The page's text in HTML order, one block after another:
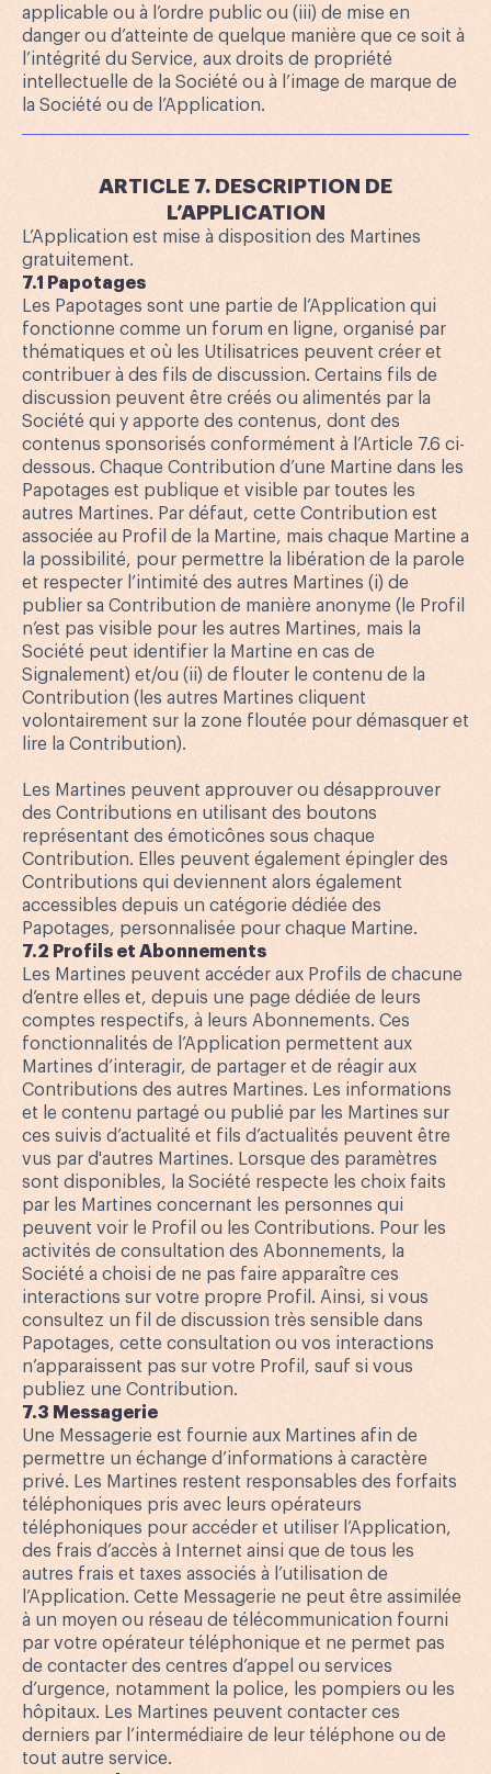
applicable ou à l’ordre public ou (iii) de mise en
danger ou d’atteinte de quelque manière que ce soit à
l’intégrité du Service, aux droits de propriété
intellectuelle de la Société ou à l’image de marque de
la Société ou de l’Application.
ARTICLE 7. DESCRIPTION DE
L’APPLICATION
L’Application est mise à disposition des Martines
gratuitement.
7.1 Papotages
Les Papotages sont une partie de l’Application qui
fonctionne comme un forum en ligne, organisé par
thématiques et où les Utilisatrices peuvent créer et
contribuer à des fils de discussion. Certains fils de
discussion peuvent être créés ou alimentés par la
Société qui y apporte des contenus, dont des
contenus sponsorisés conformément à l’Article 7.6 ci-
dessous. Chaque Contribution d’une Martine dans les
Papotages est publique et visible par toutes les
autres Martines. Par défaut, cette Contribution est
associée au Profil de la Martine, mais chaque Martine a
la possibilité, pour permettre la libération de la parole
et respecter l’intimité des autres Martines (i) de
publier sa Contribution de manière anonyme (le Profil
n’est pas visible pour les autres Martines, mais la
Société peut identifier la Martine en cas de
Signalement) et/ou (ii) de flouter le contenu de la
Contribution (les autres Martines cliquent
volontairement sur la zone floutée pour démasquer et
lire la Contribution).
Les Martines peuvent approuver ou désapprouver
des Contributions en utilisant des boutons
représentant des émoticônes sous chaque
Contribution. Elles peuvent également épingler des
Contributions qui deviennent alors également
accessibles depuis un catégorie dédiée des
Papotages, personnalisée pour chaque Martine.
7.2 Profils et Abonnements
Les Martines peuvent accéder aux Profils de chacune
d’entre elles et, depuis une page dédiée de leurs
comptes respectifs, à leurs Abonnements. Ces
fonctionnalités de l’Application permettent aux
Martines d’interagir, de partager et de réagir aux
Contributions des autres Martines. Les informations
et le contenu partagé ou publié par les Martines sur
ces suivis d’actualité et fils d’actualités peuvent être
vus par d'autres Martines. Lorsque des paramètres
sont disponibles, la Société respecte les choix faits
par les Martines concernant les personnes qui
peuvent voir le Profil ou les Contributions. Pour les
activités de consultation des Abonnements, la
Société a choisi de ne pas faire apparaître ces
interactions sur votre propre Profil. Ainsi, si vous
consultez un fil de discussion très sensible dans
Papotages, cette consultation ou vos interactions
n’apparaissent pas sur votre Profil, sauf si vous
publiez une Contribution.
7.3 Messagerie
Une Messagerie est fournie aux Martines afin de
permettre un échange d’informations à caractère
privé. Les Martines restent responsables des forfaits
téléphoniques pris avec leurs opérateurs
téléphoniques pour accéder et utiliser l’Application,
des frais d’accès à Internet ainsi que de tous les
autres frais et taxes associés à l’utilisation de
l’Application. Cette Messagerie ne peut être assimilée
à un moyen ou réseau de télécommunication fourni
par votre opérateur téléphonique et ne permet pas
de contacter des centres d’appel ou services
d’urgence, notamment la police, les pompiers ou les
hôpitaux. Les Martines peuvent contacter ces
derniers par l’intermédiaire de leur téléphone ou de
tout autre service.